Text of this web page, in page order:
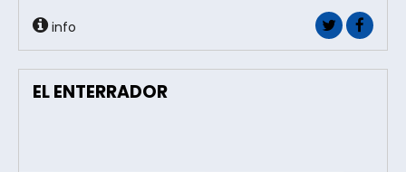
info
EL ENTERRADOR